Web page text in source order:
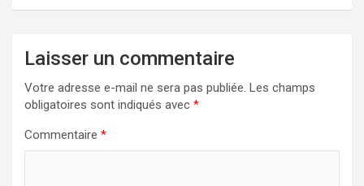
Laisser un commentaire
Votre adresse e-mail ne sera pas publiée. Les champs
obligatoires sont indiqués avec *
Commentaire *